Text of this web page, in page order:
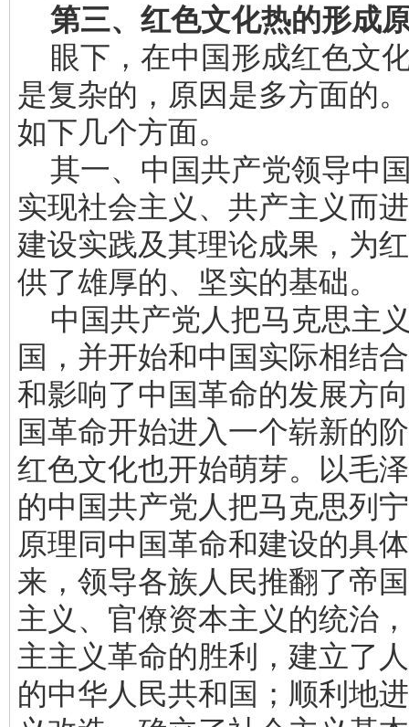
第三、红色文化热的形成
眼下，在中国形成红色文
是复杂的，原因是多方面的
如下几个方面。
其一、中国共产党领导中
实现社会主义、共产主义而
建设实践及其理论成果，为
供了雄厚的、坚实的基础。
中国共产党人把马克思主
国，并开始和中国实际相结
和影响了中国革命的发展方
国革命开始进入一个崭新的
红色文化也开始萌芽。以毛
的中国共产党人把马克思列
原理同中国革命和建设的具
来，领导各族人民推翻了帝
主义、官僚资本主义的统治
主主义革命的胜利，建立了
的中华人民共和国；顺利地